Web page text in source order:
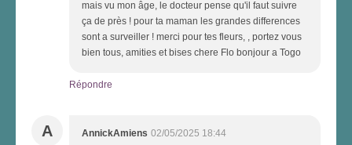
mais vu mon âge, le docteur pense qu'il faut suivre
ça de près ! pour ta maman les grandes differences
sont a surveiller ! merci pour tes fleurs, , portez vous
bien tous, amities et bises chere Flo bonjour a Togo
Répondre
A AnnickAmiens 02/05/2025 18:44